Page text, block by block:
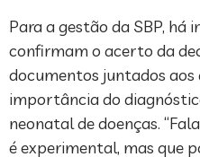
Para a gestão da SBP, há
confirmam o acerto da
documentos juntados
importância do
neonatal de doenças.
é experimental, mas que